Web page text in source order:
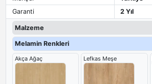
Garanti
2 Yıl
Malzeme
Melamin Renkleri
Akça Ağaç Lefkas Meşe